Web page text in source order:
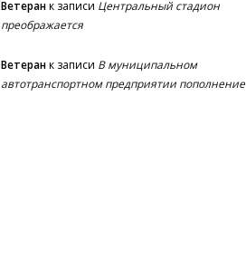
Ветеранк записи Центральный стадион
преображается
Ветеранк записи В муниципальном
автотранспортном предприятии пополнение